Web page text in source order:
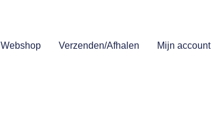
Webshop Verzenden/Afhalen Mijn account